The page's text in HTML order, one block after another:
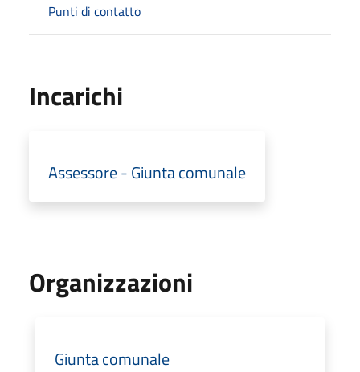
Punti di contatto
Incarichi
Assessore - Giunta comunale
Organizzazioni
Giunta comunale